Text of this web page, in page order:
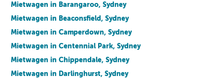
Mietwagen in Barangaroo, Sydney
Mietwagen in Beaconsfield, Sydney
Mietwagen in Camperdown, Sydney
Mietwagen in Centennial Park, Sydney
Mietwagen in Chippendale, Sydney
Mietwagen in Darlinghurst, Sydney